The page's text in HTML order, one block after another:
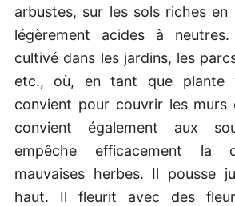
arbustes, sur les sols riches en
légèrement acides à
cultivé dans les jardins, les
etc., où, en tant que plante
convient pour couvrir les murs
convient également aux
empêche efficacement la
mauvaises herbes. Il pousse
haut. Il fleurit avec des